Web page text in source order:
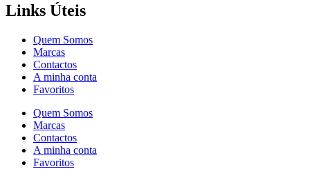
Links Úteis
Quem Somos
Marcas
Contactos
A minha conta
Favoritos
Quem Somos
Marcas
Contactos
A minha conta
Favoritos